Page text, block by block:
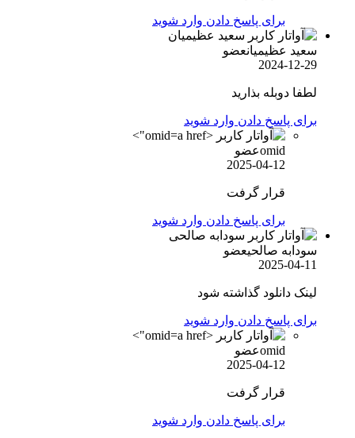
برای پاسخ دادن وارد شوید
سعید عظیمیانعضو
2024-12-29
لطفا دوبله بذارید
برای پاسخ دادن وارد شوید
omid">
omidعضو
2025-04-12
قرار گرفت
برای پاسخ دادن وارد شوید
سودابه صالحیعضو
2025-04-11
لینک دانلود گذاشته شود
برای پاسخ دادن وارد شوید
omid">
omidعضو
2025-04-12
قرار گرفت
برای پاسخ دادن وارد شوید